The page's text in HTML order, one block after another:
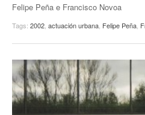
Felipe Peña e Francisco Novoa
Tags: 2002 actuación urbana Felipe Peña